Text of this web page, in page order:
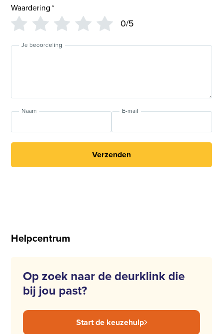
Waardering*
0/5
Je beoordeling
Naam E-mail
Verzenden
Helpcentrum
Op zoek naar de deurklink die
bij jou past?
Start de keuzehulp